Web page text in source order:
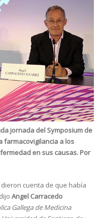
jornada del Symposium de
farmacovigilancia a los
en sus causas. Por
cuenta de que había
Angel Carracedo
Gallega de Medicina